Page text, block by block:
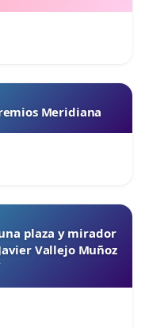
Meridiana
plaza y mirador
Vallejo Muñoz